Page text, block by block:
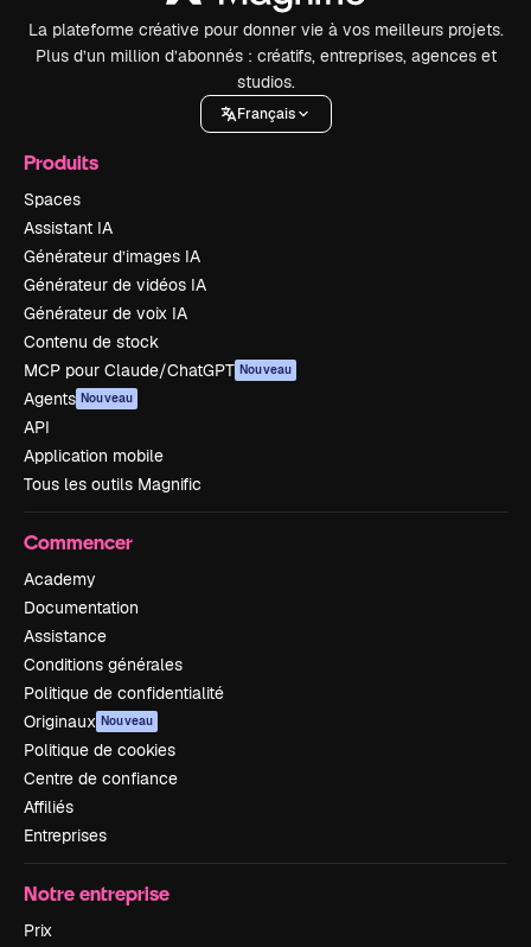
La plateforme créative pour donner vie à vos meilleurs projets.
Plus d’un million d’abonnés : créatifs, entreprises, agences et
studios.
Français
Produits
Spaces
Assistant IA
Générateur d’images IA
Générateur de vidéos IA
Générateur de voix IA
Contenu de stock
MCP pour Claude/ChatGPT Nouveau
Agents Nouveau
API
Application mobile
Tous les outils Magnific
Commencer
Academy
Documentation
Assistance
Conditions générales
Politique de confidentialité
Originaux Nouveau
Politique de cookies
Centre de confiance
Affiliés
Entreprises
Notre entreprise
Prix